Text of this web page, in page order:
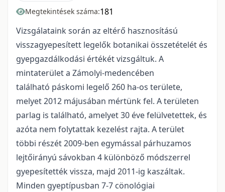
Megtekintések száma:181
Vizsgálataink során az eltérő hasznosítású
visszagyepesített legelők botanikai összetételét és
gyepgazdálkodási értékét vizsgáltuk. A
mintaterület a Zámolyi-medencében
található páskomi legelő 260 ha-os területe,
melyet 2012 májusában mértünk fel. A területen
parlag is található, amelyet 30 éve felülvetettek, és
azóta nem folytattak kezelést rajta. A terület
többi részét 2009-ben egymással párhuzamos
lejtőirányú sávokban 4 különböző módszerrel
gyepesítették vissza, majd 2011-ig kaszáltak.
Minden gyeptípusban 7-7 cönológiai